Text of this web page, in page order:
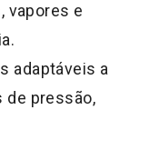
vapores e
adaptáveis a
pressão,